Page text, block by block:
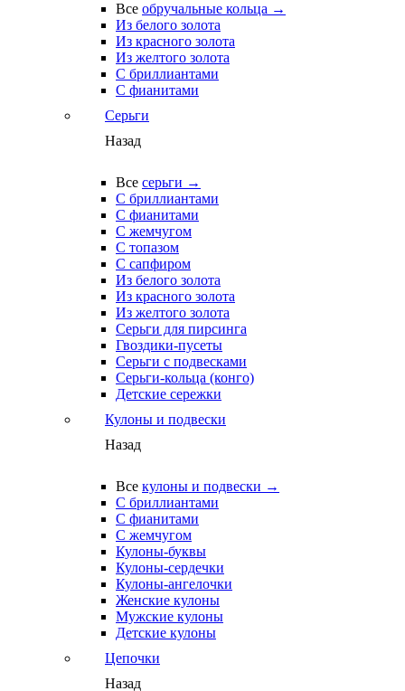
Все обручальные кольца →
Из белого золота
Из красного золота
Из желтого золота
С бриллиантами
С фианитами
Серьги
Назад
Все серьги →
С бриллиантами
С фианитами
С жемчугом
С топазом
С сапфиром
Из белого золота
Из красного золота
Из желтого золота
Серьги для пирсинга
Гвоздики-пусеты
Серьги с подвесками
Серьги-кольца (конго)
Детские сережки
Кулоны и подвески
Назад
Все кулоны и подвески →
С бриллиантами
С фианитами
С жемчугом
Кулоны-буквы
Кулоны-сердечки
Кулоны-ангелочки
Женские кулоны
Мужские кулоны
Детские кулоны
Цепочки
Назад